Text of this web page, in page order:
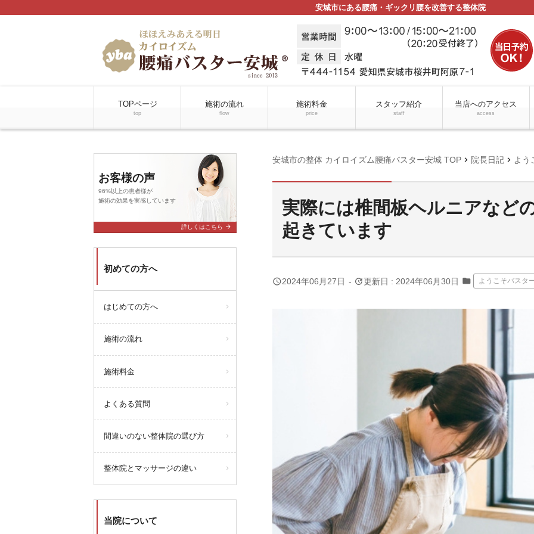
安城市にある腰痛・ギックリ腰を改善する整体院
TOPページ
top
施術の流れ
flow
施術料金
price
スタッフ紹介
staff
当店へのアクセス
access
安城市の整体 カイロイズム腰痛バスター安城 TOP chevron_right 院長日記 chevron_right よう
実際には椎間板ヘルニアなど
起きています
query_builder2024年06月27日 - update更新日 : 2024年06月30日 folder ようこそバスタ
お客様の声
96%以上の患者様が
施術の効果を実感しています
詳しくはこちら arrow_forward
初めての方へ
はじめての方へ
施術の流れ
施術料金
よくある質問
間違いのない整体院の選び方
整体院とマッサージの違い
当院について